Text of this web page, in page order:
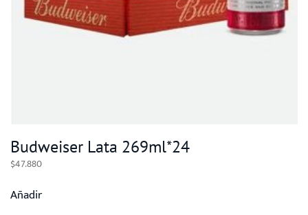
Budweiser Lata 269ml*24
$47.880
Añadir